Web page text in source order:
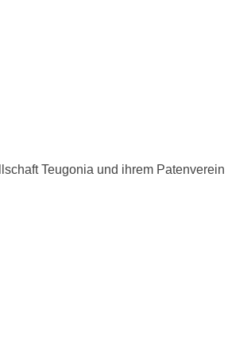
Teugonia und ihrem Patenverein